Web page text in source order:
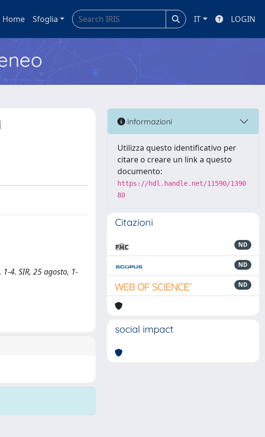
Home Sfoglia IT LOGIN
4. SIR, 25 agosto, 1-
Informazioni
Utilizza questo identificativo per
citare o creare un link a questo
documento:
https://hdl.handle.net/11590/1390
80
Citazioni
ND
ND
ND
social impact